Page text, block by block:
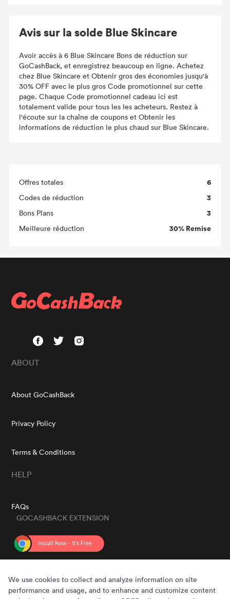
Avis sur la solde Blue Skincare
Avoir accès à 6 Blue Skincare Bons de réduction sur
GoCashBack, et enregistrez beaucoup en ligne. Achetez
chez Blue Skincare et Obtenir gros des économies jusqu'à
30% OFF avec le plus gros Code promotionnel sur cette
page. Chaque Code promotionnel cadeau ici est
totalement valide pour tous les les acheteurs. Restez à
l'écoute sur la chaîne de coupons et Obtenir les
informations de réduction le plus chaud sur Blue Skincare.
Offres totales 6
Codes de réduction 3
Bons Plans 3
Meilleure réduction 30% Remise
ABOUT
About GoCashBack
Privacy Policy
Terms & Conditions
HELP
FAQs
GOCASHBACK EXTENSION
We use cookies to collect and analyze information on site
performance and usage, and to enhance and customize content